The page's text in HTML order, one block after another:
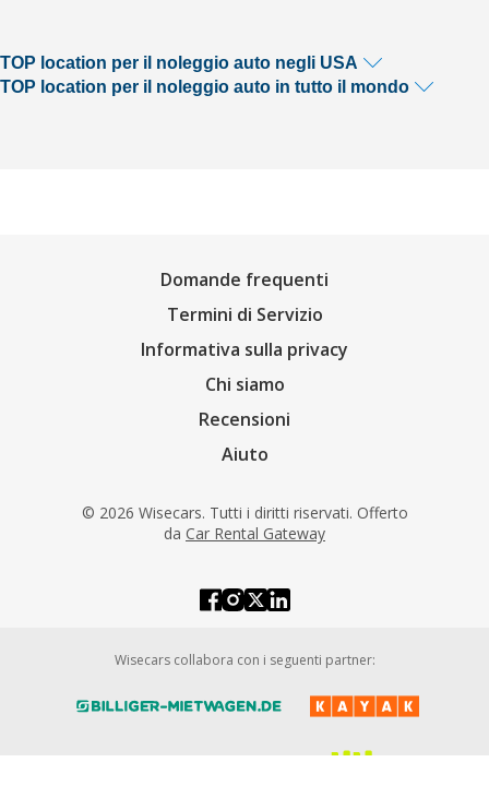
TOP location per il noleggio auto negli USA
TOP location per il noleggio auto in tutto il mondo
Domande frequenti
Termini di Servizio
Informativa sulla privacy
Chi siamo
Recensioni
Aiuto
© 2026 Wisecars. Tutti i diritti riservati. Offerto
da Car Rental Gateway
Wisecars collabora con i seguenti partner: